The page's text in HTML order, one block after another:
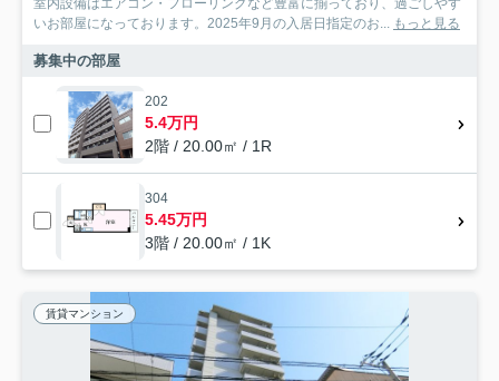
いお部屋になっております。2025年9月の入居日指定のお...
もっと見る
募集中の部屋
202
5.4万円
2階 / 20.00㎡ / 1R
304
5.45万円
3階 / 20.00㎡ / 1K
賃貸マンション